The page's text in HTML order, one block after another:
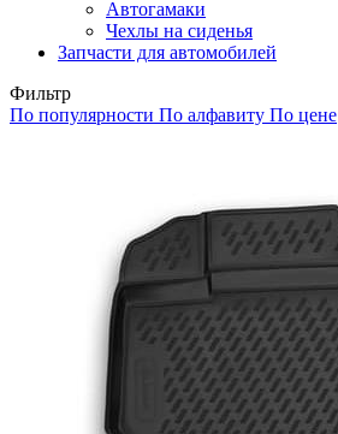
Автогамаки
Чехлы на сиденья
Запчасти для автомобилей
Фильтр
По популярности По алфавиту По цене